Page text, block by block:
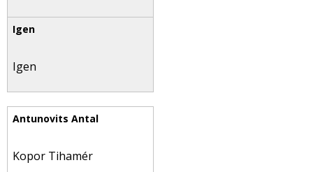
Igen
Kopor Tihamér